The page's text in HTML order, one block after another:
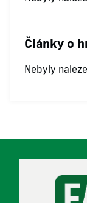
Články o
Nebyly